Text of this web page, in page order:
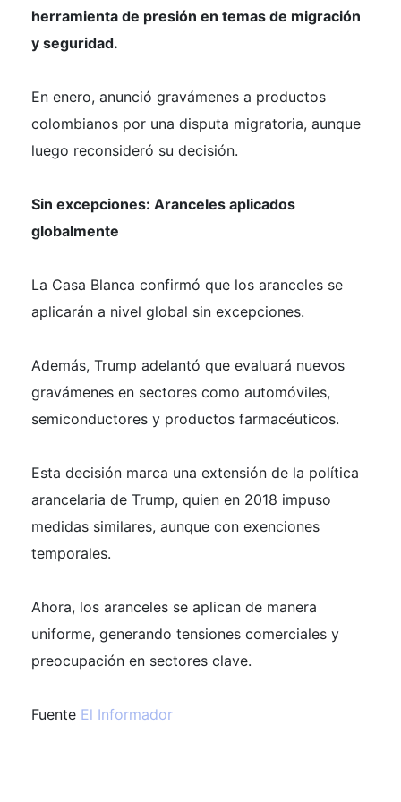
herramienta de presión en temas de migración
y seguridad.
En enero, anunció gravámenes a productos
colombianos por una disputa migratoria, aunque
luego reconsideró su decisión.
Sin excepciones: Aranceles aplicados
globalmente
La Casa Blanca confirmó que los aranceles se
aplicarán a nivel global sin excepciones.
Además, Trump adelantó que evaluará nuevos
gravámenes en sectores como automóviles,
semiconductores y productos farmacéuticos.
Esta decisión marca una extensión de la política
arancelaria de Trump, quien en 2018 impuso
medidas similares, aunque con exenciones
temporales.
Ahora, los aranceles se aplican de manera
uniforme, generando tensiones comerciales y
preocupación en sectores clave.
Fuente El Informador